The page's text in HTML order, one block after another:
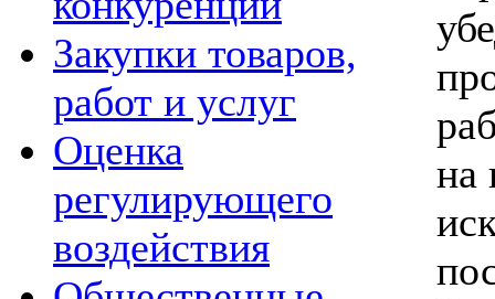
Закупки товаров,
работ и услуг
Оценка
регулирующего
воздействия
на